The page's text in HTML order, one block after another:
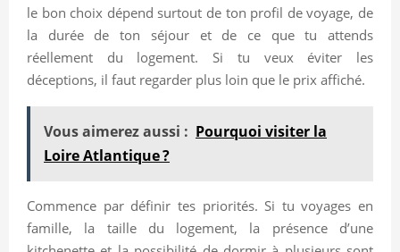
le bon choix dépend surtout de ton profil de voyage, de
la durée de ton séjour et de ce que tu attends
réellement du logement. Si tu veux éviter les
déceptions, il faut regarder plus loin que le prix affiché.
Vous aimerez aussi : Pourquoi visiter la
Loire Atlantique ?
Commence par définir tes priorités. Si tu voyages en
famille, la taille du logement, la présence d’une